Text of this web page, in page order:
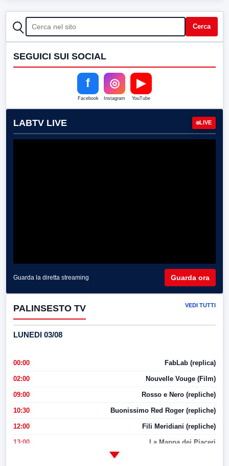
CERCA Cerca
SEGUICI SUI SOCIAL
f
Facebook
◎
Instagram
▶
YouTube
LABTV LIVE LIVE
Guarda la diretta streaming Guarda ora
PALINSESTO TV VEDI TUTTI
LUNEDI 03/08
00:00 FabLab (replica)
02:00 Nouvelle Vouge (Film)
09:00 Rosso e Nero (repliche)
10:30 Buonissimo Red Roger (repliche)
12:00 Fili Meridiani (repliche)
13:00 La Mappa dei Piaceri